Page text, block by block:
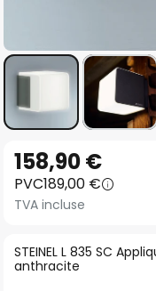
to
the
beginning
the
images
STEINEL L 835 SC
anthracite
158,90 €
PVC189,00 €
TVA incluse